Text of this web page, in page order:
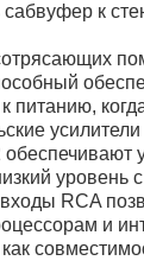
к
питанию,
усилители
уровень
RCA
и